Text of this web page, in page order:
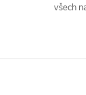
všech